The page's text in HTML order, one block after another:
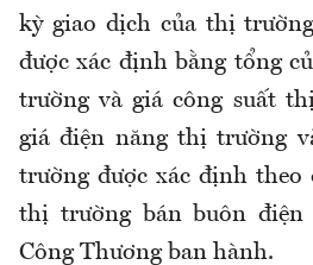
kỳ giao dịch của thị
được xác định bằng tổng
trường và giá công suất
giá điện năng thị trường
trường được xác định
thị trường bán buôn điện
Công Thương ban hành.